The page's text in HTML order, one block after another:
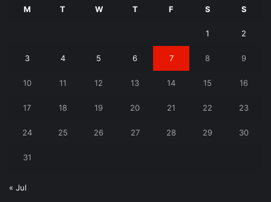
M T W T F S S
1 2
3 4 5 6 7 8 9
10 11 12 13 14 15 16
17 18 19 20 21 22 23
24 25 26 27 28 29 30
31
« Jul